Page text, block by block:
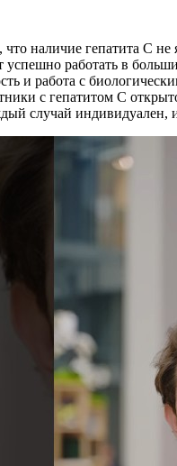
наличие гепатита С
работать в
и работа с
с гепатитом С
случай индивидуален,